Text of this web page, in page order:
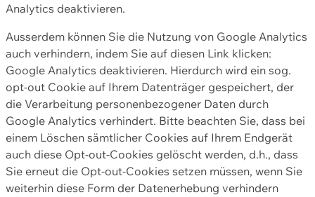
Analytics deaktivieren.
Ausserdem können Sie die Nutzung von Google Analytics
auch verhindern, indem Sie auf diesen Link klicken:
Google Analytics deaktivieren. Hierdurch wird ein sog.
opt-out Cookie auf Ihrem Datenträger gespeichert, der
die Verarbeitung personenbezogener Daten durch
Google Analytics verhindert. Bitte beachten Sie, dass bei
einem Löschen sämtlicher Cookies auf Ihrem Endgerät
auch diese Opt-out-Cookies gelöscht werden, d.h., dass
Sie erneut die Opt-out-Cookies setzen müssen, wenn Sie
weiterhin diese Form der Datenerhebung verhindern